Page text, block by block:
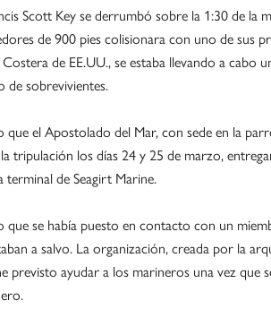
Scott Key se derrumbó sobre la 1:30 de la
de 900 pies colisionara con uno de sus
de EE.UU., se estaba llevando a cabo
de sobrevivientes.
que el Apostolado del Mar, con sede en la
tripulación los días 24 y 25 de marzo,
terminal de Seagirt Marine.
que se había puesto en contacto con un
a salvo. La organización, creada por la
previsto ayudar a los marineros una vez que